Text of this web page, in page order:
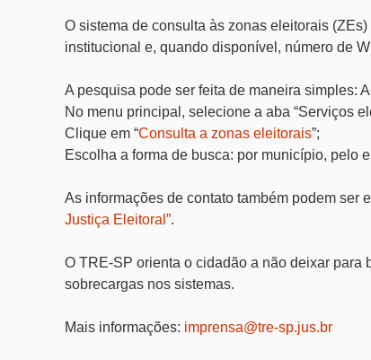
O sistema de consulta às zonas eleitorais
institucional e, quando disponível, número de
A pesquisa pode ser feita de maneira simples:
No menu principal, selecione a aba “Serviços
Clique em “Consulta a zonas eleitorais”;
Escolha a forma de busca: por município, pelo
As informações de contato também podem ser
Justiça Eleitoral”.
O TRE-SP orienta o cidadão a não deixar
sobrecargas nos sistemas.
Mais informações: imprensa@tre-sp.jus.br